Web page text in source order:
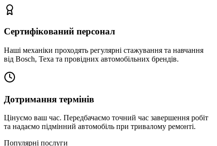
Сертифікований персонал
Наші механіки проходять регулярні стажування та навчання
від Bosch, Texa та провідних автомобільних брендів.
Дотримання термінів
Цінуємо ваш час. Передбачаємо точний час завершення робіт
та надаємо підмінний автомобіль при тривалому ремонті.
Популярні послуги